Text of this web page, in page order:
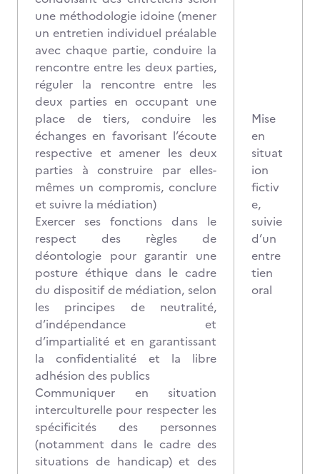
une méthodologie idoine (mener
un entretien individuel préalable
avec chaque partie, conduire la
rencontre entre les deux parties,
réguler la rencontre entre les
deux parties en occupant une
place de tiers, conduire les
échanges en favorisant l’écoute
respective et amener les deux
parties à construire par elles-
mêmes un compromis, conclure
et suivre la médiation)
Exercer ses fonctions dans le
respect des règles de
déontologie pour garantir une
posture éthique dans le cadre
du dispositif de médiation, selon
les principes de neutralité,
d’indépendance et
d’impartialité et en garantissant
la confidentialité et la libre
adhésion des publics
Communiquer en situation
interculturelle pour respecter les
spécificités des personnes
(notamment dans le cadre des
situations de handicap) et des
Mise
en
situat
ion
fictiv
e,
suivie
d’un
entre
tien
oral